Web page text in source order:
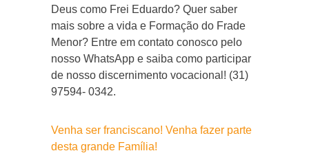
Deus como Frei Eduardo? Quer saber
mais sobre a vida e Formação do Frade
Menor? Entre em contato conosco pelo
nosso WhatsApp e saiba como participar
de nosso discernimento vocacional! (31)
97594- 0342.
Venha ser franciscano! Venha fazer parte
desta grande Família!